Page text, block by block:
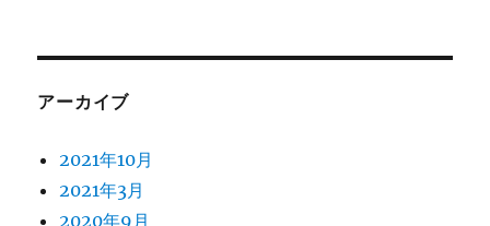
アーカイブ
2021年10月
2021年3月
2020年9月